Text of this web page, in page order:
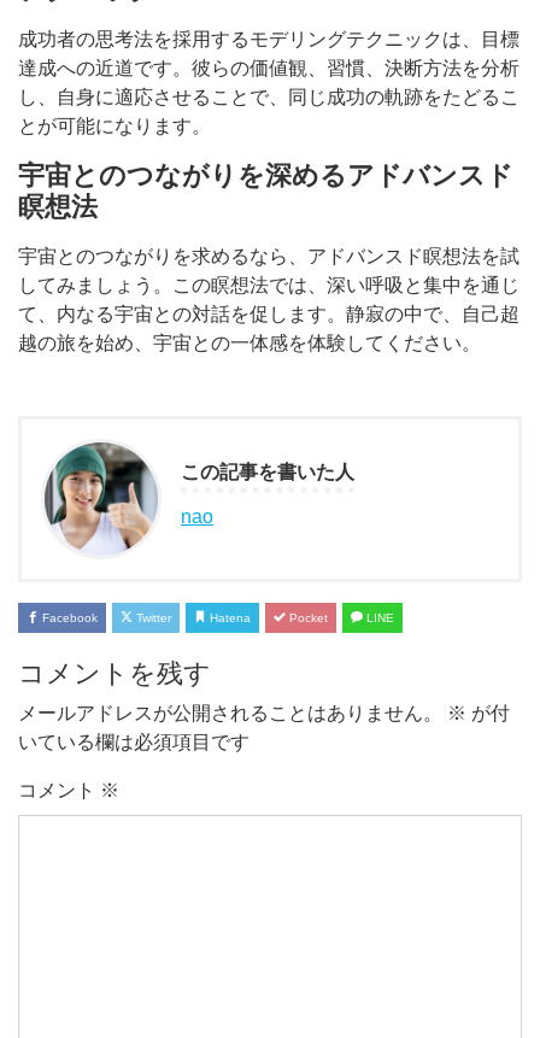
成功者の思考法を採用するモデリングテクニックは、目標
達成への近道です。彼らの価値観、習慣、決断方法を分析
し、自身に適応させることで、同じ成功の軌跡をたどるこ
とが可能になります。
宇宙とのつながりを深めるアドバンスド
瞑想法
宇宙とのつながりを求めるなら、アドバンスド瞑想法を試
してみましょう。この瞑想法では、深い呼吸と集中を通じ
て、内なる宇宙との対話を促します。静寂の中で、自己超
越の旅を始め、宇宙との一体感を体験してください。
この記事を書いた人
nao
Facebook Twitter Hatena Pocket LINE
コメントを残す
メールアドレスが公開されることはありません。 ※ が付
いている欄は必須項目です
コメント ※